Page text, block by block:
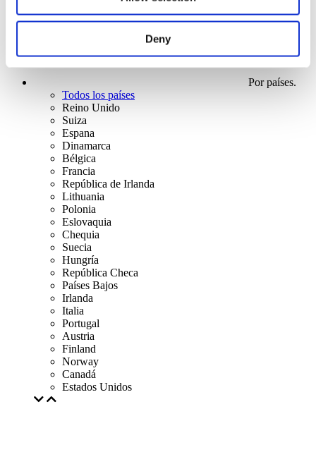
Deny
Por países.
Todos los países
Reino Unido
Suiza
Espana
Dinamarca
Bélgica
Francia
República de Irlanda
Lithuania
Polonia
Eslovaquia
Chequia
Suecia
Hungría
República Checa
Países Bajos
Irlanda
Italia
Portugal
Austria
Finland
Norway
Canadá
Estados Unidos